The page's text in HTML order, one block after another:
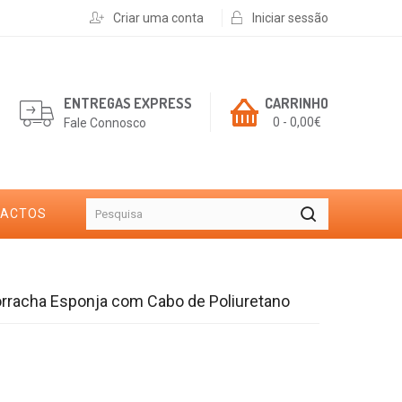
Criar uma conta Iniciar sessão
CARRINHO
0 - 0,00€
ENTREGAS EXPRESS
Fale Connosco
Esponja com Cabo de Poliuretano